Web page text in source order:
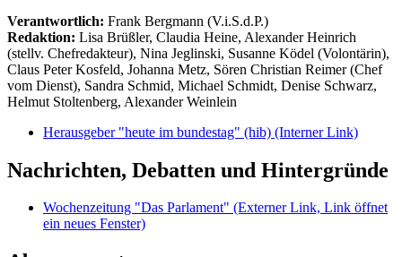
Verantwortlich: Frank Bergmann (V.i.S.d.P.)
Redaktion: Lisa Brüßler, Claudia Heine, Alexander Heinrich
(stellv. Chefredakteur), Nina Jeglinski, Susanne Ködel (Volontärin),
Claus Peter Kosfeld, Johanna Metz, Sören Christian Reimer (Chef
vom Dienst), Sandra Schmid, Michael Schmidt, Denise Schwarz,
Helmut Stoltenberg, Alexander Weinlein
Herausgeber "heute im bundestag" (hib) (Interner Link)
Nachrichten, Debatten und Hintergründe
Wochenzeitung "Das Parlament" (Externer Link, Link öffnet
ein neues Fenster)